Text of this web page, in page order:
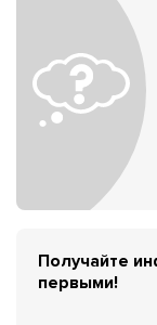
Получайте
первыми!